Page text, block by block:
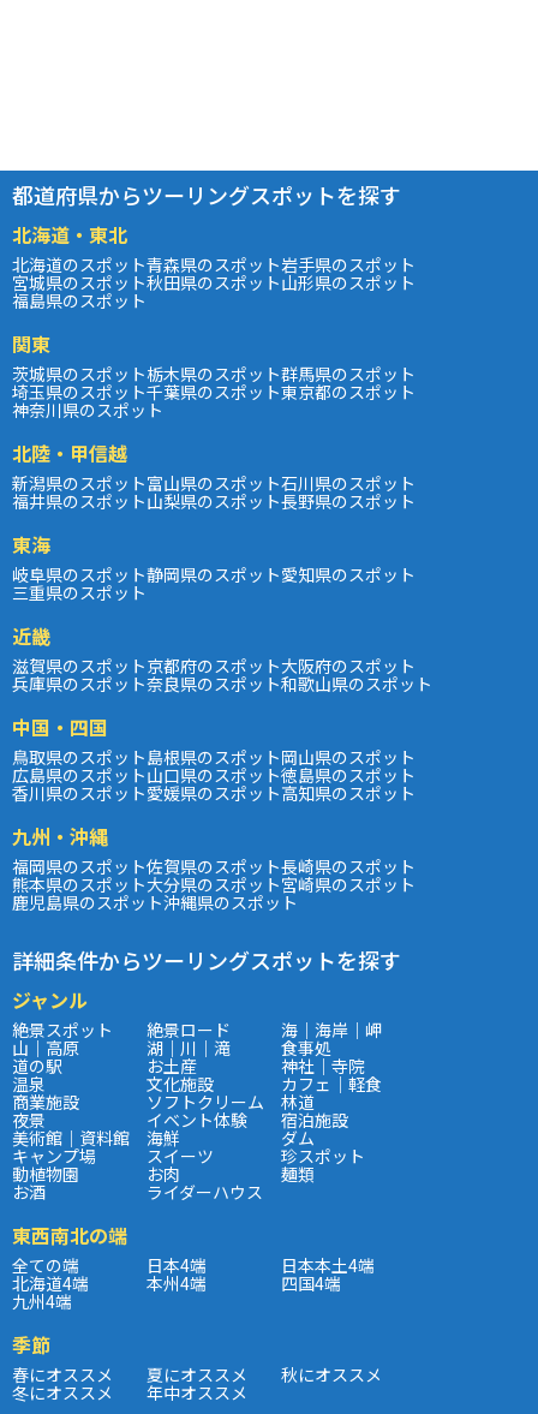
都道府県からツーリングスポットを探す
北海道・東北
北海道のスポット青森県のスポット岩手県のスポット
宮城県のスポット秋田県のスポット山形県のスポット
福島県のスポット
関東
茨城県のスポット栃木県のスポット群馬県のスポット
埼玉県のスポット千葉県のスポット東京都のスポット
神奈川県のスポット
北陸・甲信越
新潟県のスポット富山県のスポット石川県のスポット
福井県のスポット山梨県のスポット長野県のスポット
東海
岐阜県のスポット静岡県のスポット愛知県のスポット
三重県のスポット
近畿
滋賀県のスポット京都府のスポット大阪府のスポット
兵庫県のスポット奈良県のスポット和歌山県のスポット
中国・四国
鳥取県のスポット島根県のスポット岡山県のスポット
広島県のスポット山口県のスポット徳島県のスポット
香川県のスポット愛媛県のスポット高知県のスポット
九州・沖縄
福岡県のスポット佐賀県のスポット長崎県のスポット
熊本県のスポット大分県のスポット宮崎県のスポット
鹿児島県のスポット沖縄県のスポット
詳細条件からツーリングスポットを探す
ジャンル
絶景スポット 絶景ロード 海｜海岸｜岬
山｜高原 湖｜川｜滝 食事処
道の駅 お土産 神社｜寺院
温泉 文化施設 カフェ｜軽食
商業施設 ソフトクリーム 林道
夜景 イベント体験 宿泊施設
美術館｜資料館 海鮮 ダム
キャンプ場 スイーツ 珍スポット
動植物園 お肉 麺類
お酒 ライダーハウス
東西南北の端
全ての端 日本4端 日本本土4端
北海道4端 本州4端 四国4端
九州4端
季節
春にオススメ 夏にオススメ 秋にオススメ
冬にオススメ 年中オススメ